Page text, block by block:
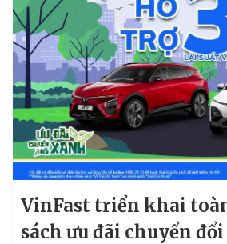
VinFast triển khai
sách ưu đãi chuyển